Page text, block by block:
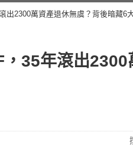
出2300萬資產退休無虞？背後暗藏6
35年滾出2300